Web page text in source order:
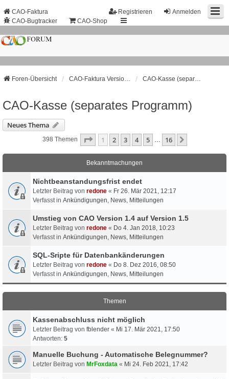
Anmelden
Registrieren
CAO-Faktura
CAO-Bugtracker
CAO-Shop
Foren-Übersicht
CAO-Kasse (separates Programm)
Neues Thema
398 Themen Seite 1Von 16
1 2 3 4 5 16
Bekanntmachungen
Nichtbeanstandungs­frist endet
Letzter Beitrag von redone « Fr 26. Mär 2021, 12:17
Verfasst in Ankündigungen, News, Mitteilungen
Umstieg von CAO Version 1.4 auf Version 1.5
Letzter Beitrag von redone « Do 4. Jan 2018, 10:23
Verfasst in Ankündigungen, News, Mitteilungen
SQL-Sripte für Datenbankänderungen
Letzter Beitrag von redone « Do 8. Dez 2016, 08:50
Verfasst in Ankündigungen, News, Mitteilungen
Themen
Kassenabschluss nicht möglich
Letzter Beitrag von fblender « Mi 17. Mär 2021, 17:50
Antworten: 5
Manuelle Buchung - Automatische Belegnummer?
Letzter Beitrag von MrFoxdata « Mi 24. Feb 2021, 17:42